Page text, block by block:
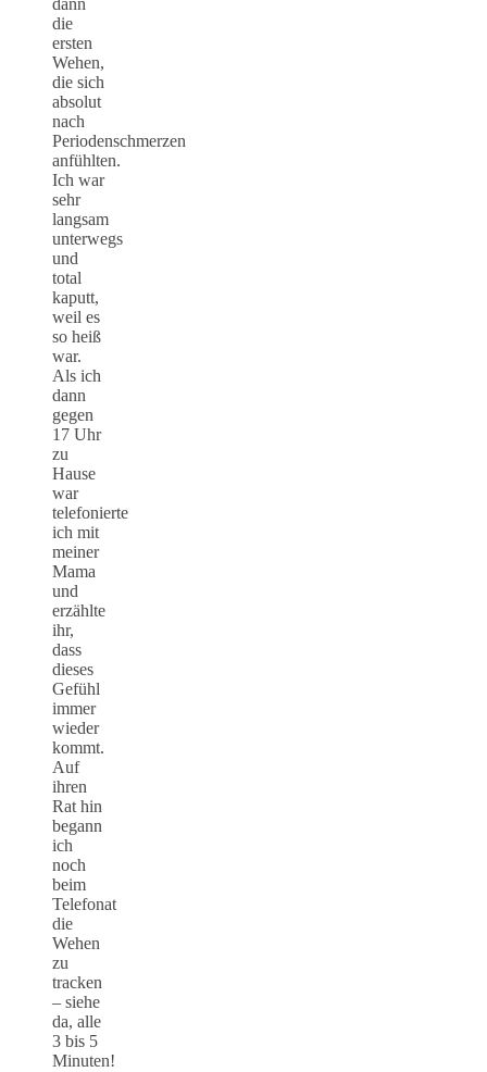
dann
die
ersten
Wehen,
die sich
absolut
nach
Periodenschmerzen
anfühlten.
Ich war
sehr
langsam
unterwegs
und
total
kaputt,
weil es
so heiß
war.
Als ich
dann
gegen
17 Uhr
zu
Hause
war
telefonierte
ich mit
meiner
Mama
und
erzählte
ihr,
dass
dieses
Gefühl
immer
wieder
kommt.
Auf
ihren
Rat hin
begann
ich
noch
beim
Telefonat
die
Wehen
zu
tracken
– siehe
da, alle
3 bis 5
Minuten!